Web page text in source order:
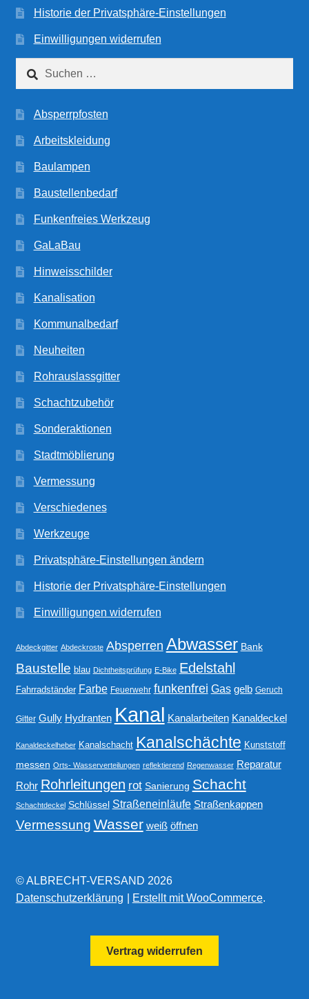
Historie der Privatsphäre-Einstellungen
Einwilligungen widerrufen
nach:
Absperrpfosten
Arbeitskleidung
Baulampen
Baustellenbedarf
Funkenfreies Werkzeug
GaLaBau
Hinweisschilder
Kanalisation
Kommunalbedarf
Neuheiten
Rohrauslassgitter
Schachtzubehör
Sonderaktionen
Stadtmöblierung
Vermessung
Verschiedenes
Werkzeuge
Privatsphäre-Einstellungen ändern
Historie der Privatsphäre-Einstellungen
Einwilligungen widerrufen
Abdeckgitter Abdeckroste Absperren Abwasser Bank
Baustelle blau Dichtheitsprüfung E-Bike Edelstahl
Fahrradständer Farbe Feuerwehr funkenfrei Gas gelb Geruch
Gitter Gully Hydranten Kanal Kanalarbeiten Kanaldeckel
Kanaldeckelheber Kanalschacht Kanalschächte Kunststoff
messen Orts- Wasserverteilungen reflektierend Regenwasser Reparatur
Rohr Rohrleitungen rot Sanierung Schacht
Schachtdeckel Schlüssel Straßeneinläufe Straßenkappen
Vermessung Wasser weiß öffnen
© ALBRECHT-VERSAND 2026
Datenschutzerklärung
Erstellt mit WooCommerce.
Vertrag widerrufen